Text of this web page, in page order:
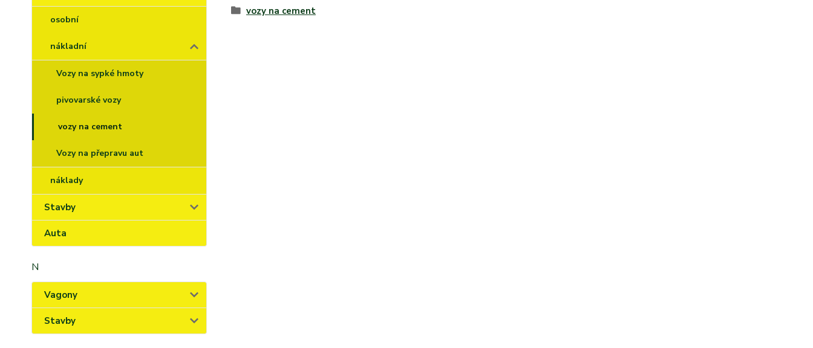
osobní
nákladní
Vozy na sypké hmoty
pivovarské vozy
vozy na cement
Vozy na přepravu aut
náklady
Stavby
Auta
N
Vagony
Stavby
vozy na cement